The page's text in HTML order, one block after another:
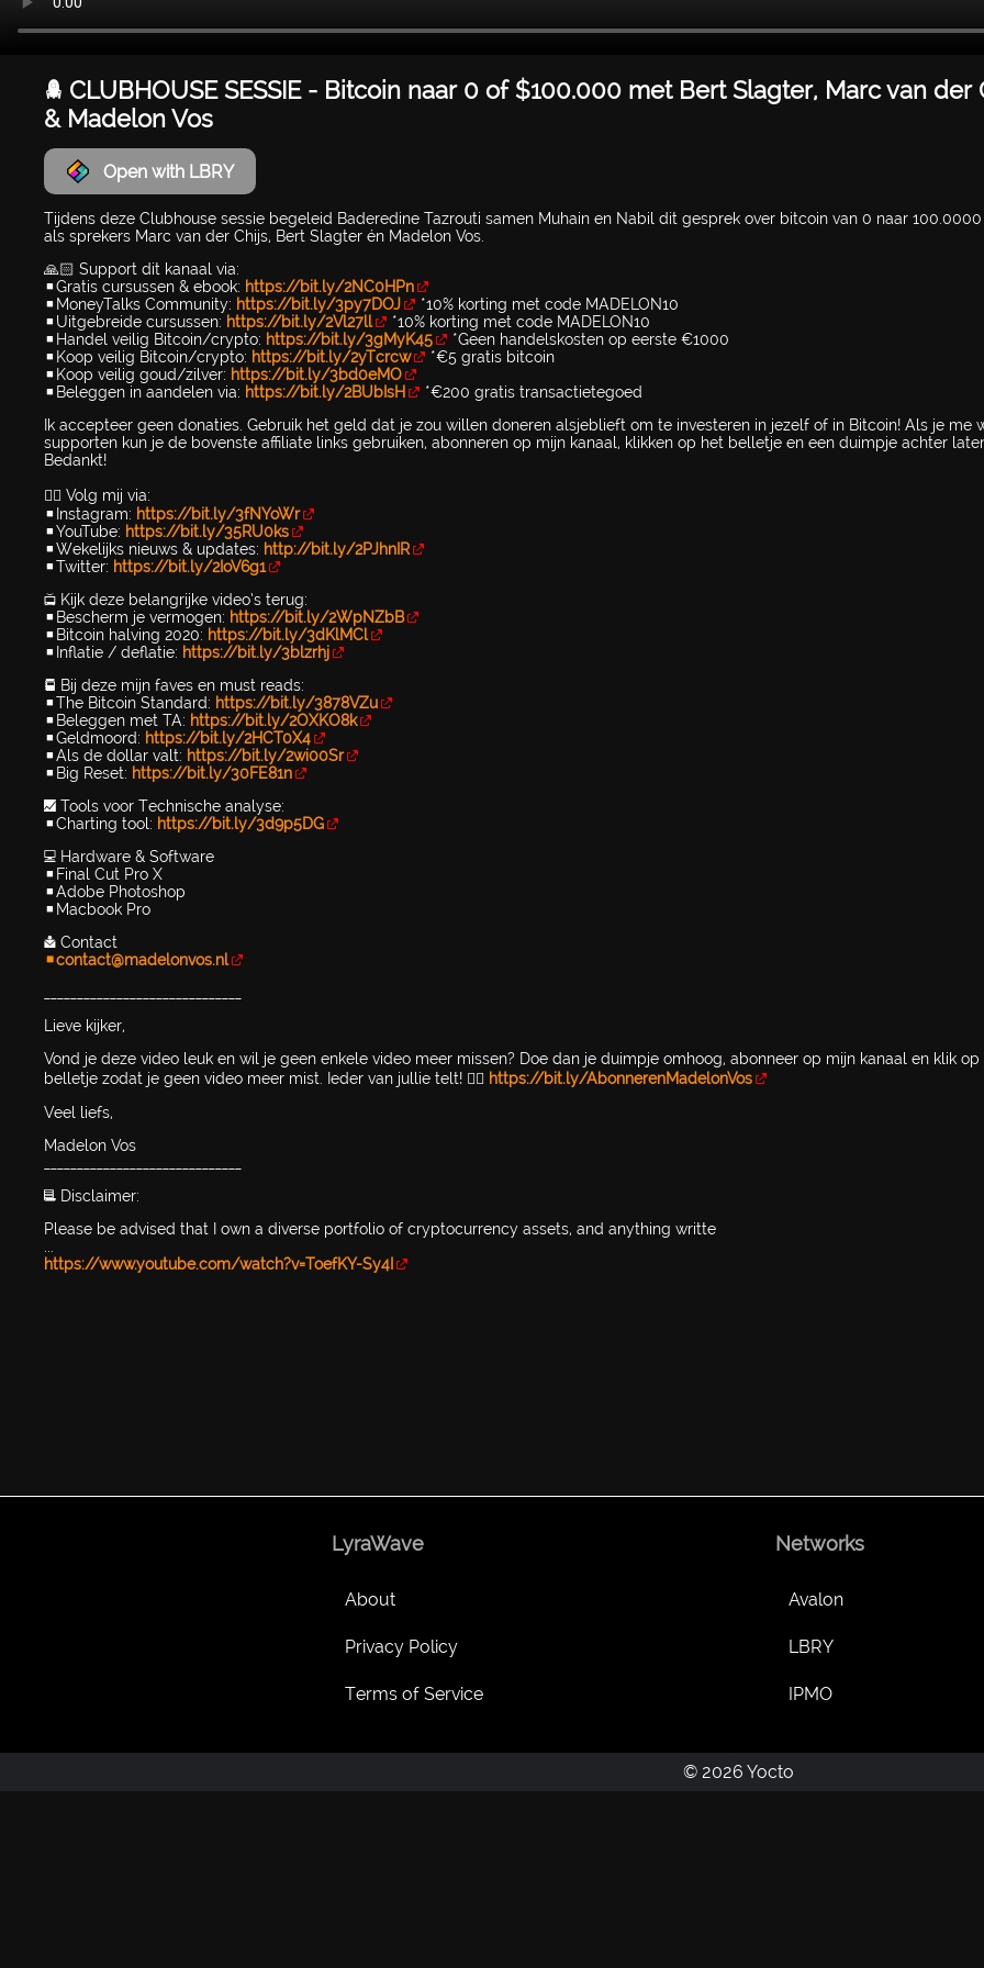
🚀 CLUBHOUSE SESSIE - Bitcoin naar 0 of $100.000 met Bert Slagter, Marc van der
& Madelon Vos
Open with LBRY
Tijdens deze Clubhouse sessie begeleid Baderedine Tazrouti samen Muhain en Nabil dit gesprek over bitcoin van 0 naar
als sprekers Marc van der Chijs, Bert Slagter én Madelon Vos.
🙏🏻 Support dit kanaal via:
▪️Gratis cursussen & ebook: https://bit.ly/2NC0HPn
▪️MoneyTalks Community: https://bit.ly/3py7DOJ
*10% korting met code MADELON10
▪️Uitgebreide cursussen: https://bit.ly/2Vl27ll
*10% korting met code MADELON10
▪️Handel veilig Bitcoin/crypto: https://bit.ly/3gMyK45
*Geen handelskosten op eerste €1000
▪️Koop veilig Bitcoin/crypto: https://bit.ly/2yTcrcw
*€5 gratis bitcoin
▪️Koop veilig goud/zilver: https://bit.ly/3bd0eMO
▪️Beleggen in aandelen via: https://bit.ly/2BUbIsH
*€200 gratis transactietegoed
Ik accepteer geen donaties. Gebruik het geld dat je zou willen doneren alsjeblieft om te investeren in jezelf of in Bitcoin! Als je me
supporten kun je de bovenste affiliate links gebruiken, abonneren op mijn kanaal, klikken op het belletje en een duimpje achter
Bedankt!
👉🏻 Volg mij via:
▪️Instagram: https://bit.ly/3fNYoWr
▪️YouTube: https://bit.ly/35RU0ks
▪️Wekelijks nieuws & updates: http://bit.ly/2PJhnIR
▪️Twitter: https://bit.ly/2IoV6g1
📺 Kijk deze belangrijke video’s terug:
▪️Bescherm je vermogen: https://bit.ly/2WpNZbB
▪️Bitcoin halving 2020: https://bit.ly/3dKlMCl
▪️Inflatie / deflatie: https://bit.ly/3blzrhj
📕 Bij deze mijn faves en must reads:
▪️The Bitcoin Standard: https://bit.ly/3878VZu
▪️Beleggen met TA: https://bit.ly/2OXKO8k
▪️Geldmoord: https://bit.ly/2HCT0X4
▪️Als de dollar valt: https://bit.ly/2wi00Sr
▪️Big Reset: https://bit.ly/30FE81n
📈 Tools voor Technische analyse:
▪️Charting tool: https://bit.ly/3d9p5DG
💻 Hardware & Software
▪️Final Cut Pro X
▪️Adobe Photoshop
▪️Macbook Pro
📩 Contact
▪️contact@madelonvos.nl
Lieve kijker,
Vond je deze video leuk en wil je geen enkele video meer missen? Doe dan je duimpje omhoog, abonneer op mijn kanaal en klik op
belletje zodat je geen video meer mist. Ieder van jullie telt! 👉🏻 https://bit.ly/AbonnerenMadelonVos
Veel liefs,
Madelon Vos
📃 Disclaimer:
Please be advised that I own a diverse portfolio of cryptocurrency assets, and anything writte
...
https://www.youtube.com/watch?v=ToefKY-Sy4I
LyraWave
About
Privacy Policy
Terms of Service
Networks
Avalon
LBRY
IPMO
© 2026 Yocto